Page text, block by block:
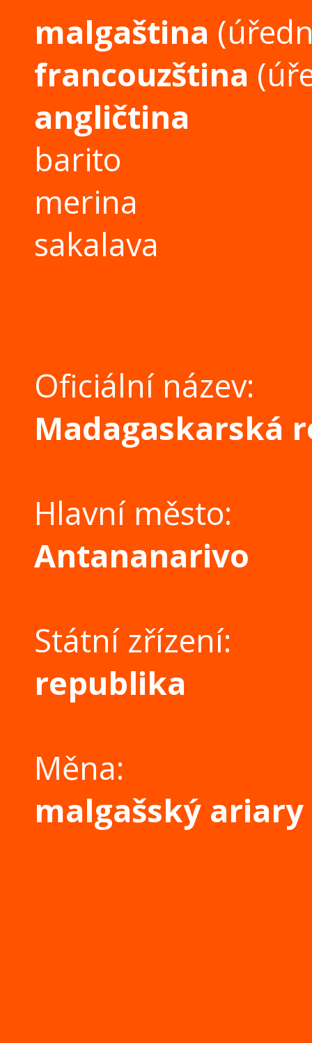
malgaština
francouzština
angličtina
barito
merina
sakalava
Oficiální název:
Madagaskarská
Hlavní město:
Antananarivo
Státní zřízení:
republika
Měna:
malgašský ariary